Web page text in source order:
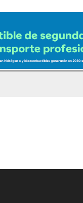
Troner